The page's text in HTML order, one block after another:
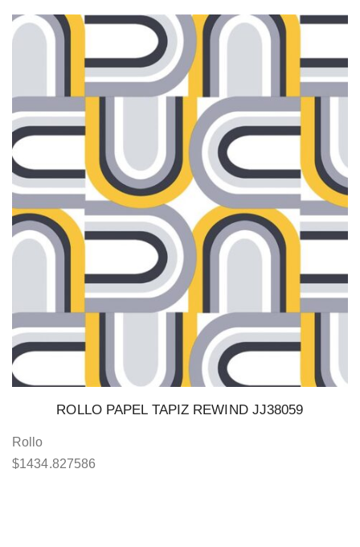
ROLLO PAPEL TAPIZ REWIND JJ38059
Rollo
$1434.827586